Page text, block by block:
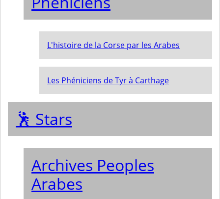
L'histoire de la Corse par les Arabes
Les Phéniciens de Tyr à Carthage
🕺 Stars
Archives Peoples
Arabes